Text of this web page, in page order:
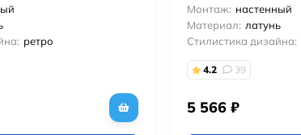
ретро
Монтаж: настенный
Материал: латунь
Стилистика дизайна:
4.2 39
5 566 ₽